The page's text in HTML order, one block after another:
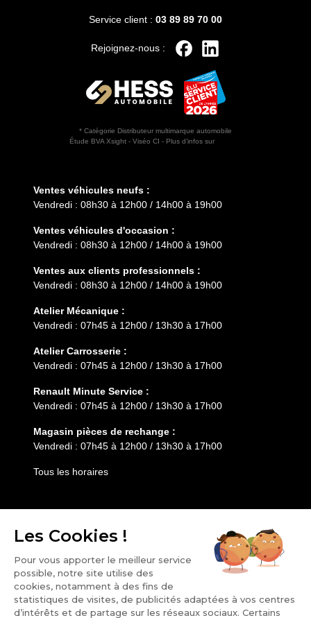
Service client : 03 89 89 70 00
Rejoignez-nous :
* Catégorie Distributeur multimarque automobile
Étude BVA Xsight - Viséo CI - Plus d’infos sur
Ventes véhicules neufs :
Vendredi : 08h30 à 12h00 / 14h00 à 19h00
Ventes véhicules d'occasion :
Vendredi : 08h30 à 12h00 / 14h00 à 19h00
Ventes aux clients professionnels :
Vendredi : 08h30 à 12h00 / 14h00 à 19h00
Atelier Mécanique :
Vendredi : 07h45 à 12h00 / 13h30 à 17h00
Atelier Carrosserie :
Vendredi : 07h45 à 12h00 / 13h30 à 17h00
Renault Minute Service :
Vendredi : 07h45 à 12h00 / 13h30 à 17h00
Magasin pièces de rechange :
Vendredi : 07h45 à 12h00 / 13h30 à 17h00
Tous les horaires
Entretien
Services
HESS AUTOMOBILE
Notre groupe
Nos points de vente